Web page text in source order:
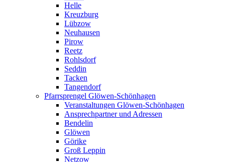
Helle
Kreuzburg
Lübzow
Neuhausen
Pirow
Reetz
Rohlsdorf
Seddin
Tacken
Tangendorf
Pfarrsprengel Glöwen-Schönhagen
Veranstaltungen Glöwen-Schönhagen
Ansprechpartner und Adressen
Bendelin
Glöwen
Görike
Groß Leppin
Netzow